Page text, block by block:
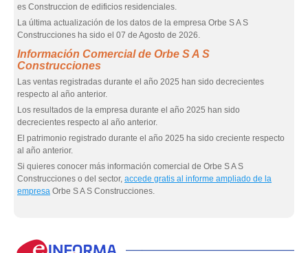
es Construccion de edificios residenciales.
La última actualización de los datos de la empresa Orbe S A S
Construcciones ha sido el 07 de Agosto de 2026.
Información Comercial de Orbe S A S
Construcciones
Las ventas registradas durante el año 2025 han sido decrecientes
respecto al año anterior.
Los resultados de la empresa durante el año 2025 han sido
decrecientes respecto al año anterior.
El patrimonio registrado durante el año 2025 ha sido creciente respecto
al año anterior.
Si quieres conocer más información comercial de Orbe S A S
Construcciones o del sector, accede gratis al informe ampliado de la
empresa Orbe S A S Construcciones.